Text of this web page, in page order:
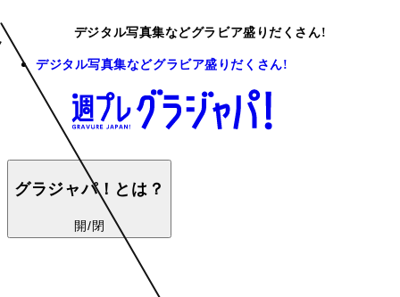
デジタル写真集などグラビア盛りだくさん!
デジタル写真集などグラビア盛りだくさん!
グラジャパ！とは？
開/閉